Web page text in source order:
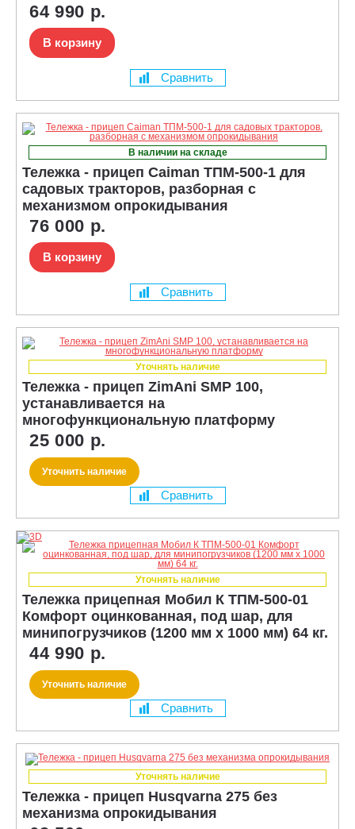
64 990 р.
В корзину
Сравнить
В наличии на складе
Тележка - прицеп Caiman ТПМ-500-1 для
садовых тракторов, разборная с
механизмом опрокидывания
76 000 р.
В корзину
Сравнить
Уточнять наличие
Тележка - прицеп ZimAni SMP 100,
устанавливается на
многофункциональную платформу
25 000 р.
Уточнить наличие
Сравнить
Уточнять наличие
Тележка прицепная Мобил К ТПМ-500-01
Комфорт оцинкованная, под шар, для
минипогрузчиков (1200 мм х 1000 мм) 64 кг.
44 990 р.
Уточнить наличие
Сравнить
Уточнять наличие
Тележка - прицеп Husqvarna 275 без
механизма опрокидывания